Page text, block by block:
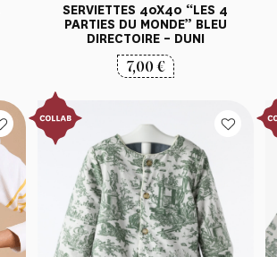
SERVIETTES 40X40 “LES 4
PARTIES DU MONDE” BLEU
DIRECTOIRE – DUNI
7,00€